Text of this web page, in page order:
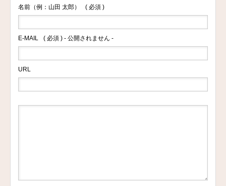
名前（例：山田 太郎） ( 必須 )
E-MAIL ( 必須 ) - 公開されません -
URL